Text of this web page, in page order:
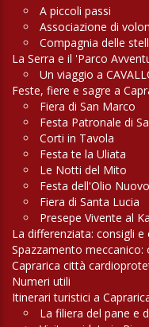
A piccoli passi
Associazione di
Compagnia delle
La Serra e il 'Parco
Un viaggio a
Feste, fiere e sagre a
Fiera di San Marco
Festa Patronale di
Corti in Tavola
Festa te la Uliata
Le Notti del Mito
Festa dell'Olio Nuovo
Fiera di Santa Lucia
Presepe Vivente al
La differenziata: consigli
Spazzamento meccanico:
Caprarica città
Numeri utili
Itinerari turistici a
La filiera del pane e